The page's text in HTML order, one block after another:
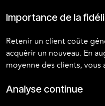
Importance de la
Retenir un client coûte
acquérir un nouveau. En
moyenne des clients, vous
Analyse continue